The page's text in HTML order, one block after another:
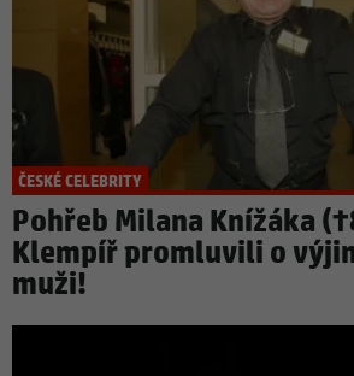
ČESKÉ CELEBRITY
Pohřeb Milana Knížáka
Klempíř promluvili o
muži!